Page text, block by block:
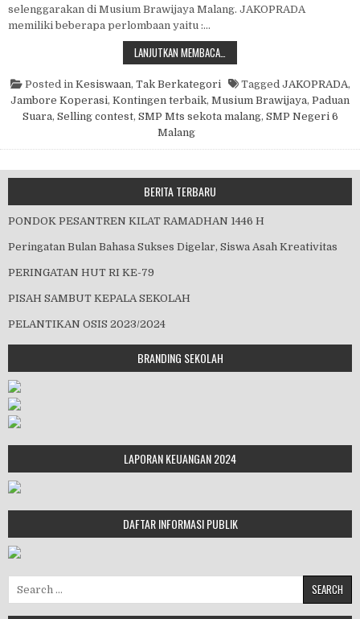
selenggarakan di Musium Brawijaya Malang. JAKOPRADA
memiliki beberapa perlombaan yaitu :…
LANJUTKAN MEMBACA…
Posted in Kesiswaan, Tak Berkategori Tagged JAKOPRADA,
Jambore Koperasi, Kontingen terbaik, Musium Brawijaya, Paduan
Suara, Selling contest, SMP Mts sekota malang, SMP Negeri 6
Malang
BERITA TERBARU
PONDOK PESANTREN KILAT RAMADHAN 1446 H
Peringatan Bulan Bahasa Sukses Digelar, Siswa Asah Kreativitas
PERINGATAN HUT RI KE-79
PISAH SAMBUT KEPALA SEKOLAH
PELANTIKAN OSIS 2023/2024
BRANDING SEKOLAH
LAPORAN KEUANGAN 2024
DAFTAR INFORMASI PUBLIK